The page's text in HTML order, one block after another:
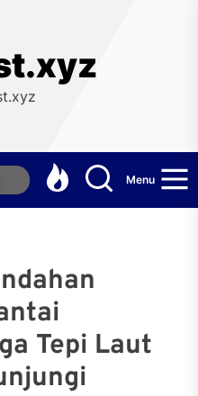
Menu
Tepi Laut